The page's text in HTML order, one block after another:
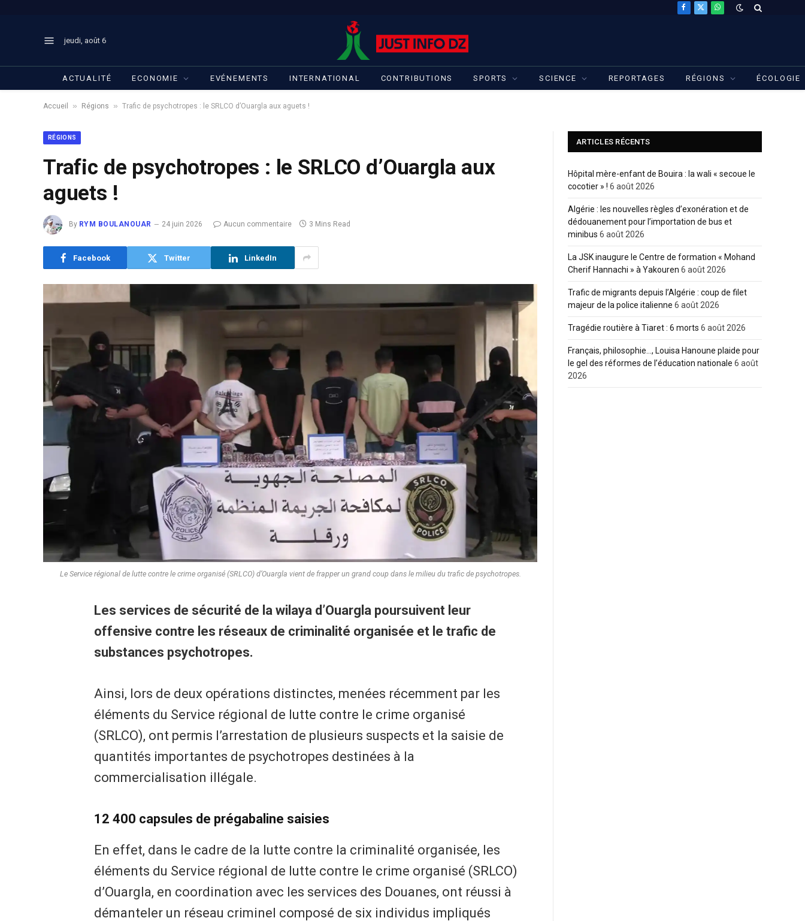
Facebook
X
WhatsApp
jeudi, août 6
ACTUALITÉ ECONOMIE EVÉNEMENTS INTERNATIONAL CONTRIBUTIONS SPORTS SCIENCE REPORTAGES RÉGIONS ÉCOLOGIE
Accueil » Régions » Trafic de psychotropes : le SRLCO d’Ouargla aux aguets !
RÉGIONS
Trafic de psychotropes : le SRLCO d’Ouargla aux
aguets !
By RYM BOULANOUAR 24 juin 2026 Aucun commentaire 3 Mins Read
Facebook Twitter LinkedIn
Le Service régional de lutte contre le crime organisé (SRLCO) d’Ouargla vient de frapper un grand coup dans le milieu du trafic de psychotropes.
Les services de sécurité de la wilaya d’Ouargla poursuivent leur
offensive contre les réseaux de criminalité organisée et le trafic de
substances psychotropes.
Ainsi, lors de deux opérations distinctes, menées récemment par les
éléments du Service régional de lutte contre le crime organisé
(SRLCO), ont permis l’arrestation de plusieurs suspects et la saisie de
quantités importantes de psychotropes destinées à la
commercialisation illégale.
12 400 capsules de prégabaline saisies
En effet, dans le cadre de la lutte contre la criminalité organisée, les
éléments du Service régional de lutte contre le crime organisé (SRLCO)
d’Ouargla, en coordination avec les services des Douanes, ont réussi à
démanteler un réseau criminel composé de six individus impliqués
ARTICLES RÉCENTS
Hôpital mère-enfant de Bouira : la wali « secoue le
cocotier » ! 6 août 2026
Algérie : les nouvelles règles d’exonération et de
dédouanement pour l’importation de bus et
minibus 6 août 2026
La JSK inaugure le Centre de formation « Mohand
Cherif Hannachi » à Yakouren 6 août 2026
Trafic de migrants depuis l’Algérie : coup de filet
majeur de la police italienne 6 août 2026
Tragédie routière à Tiaret : 6 morts 6 août 2026
Français, philosophie…, Louisa Hanoune plaide pour
le gel des réformes de l’éducation nationale 6 août
2026